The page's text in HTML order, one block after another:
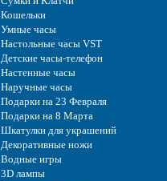
Кошельки
Умные часы
Настольные часы VST
Детские часы-телефон
Настенные часы
Наручные часы
Подарки на 23 Февраля
Подарки на 8 Марта
Шкатулки для украшений
Декоративные ножи
Водные игры
3D лампы